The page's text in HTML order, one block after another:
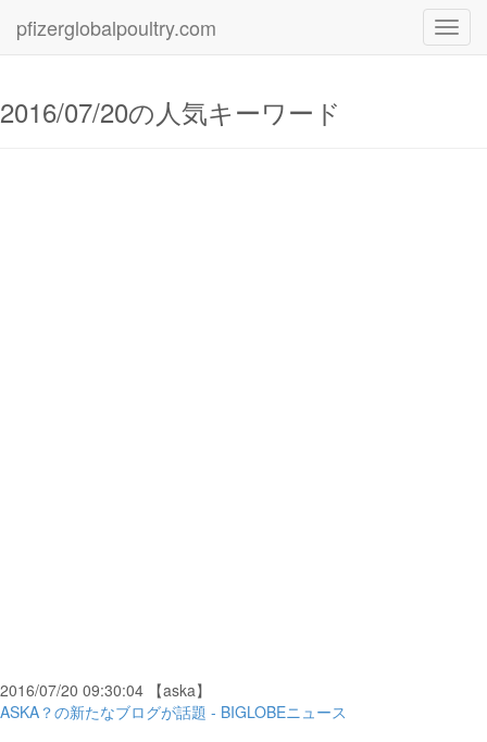
pfizerglobalpoultry.com
2016/07/20の人気キーワード
2016/07/20 09:30:04 【aska】
ASKA？の新たなブログが話題 - BIGLOBEニュース